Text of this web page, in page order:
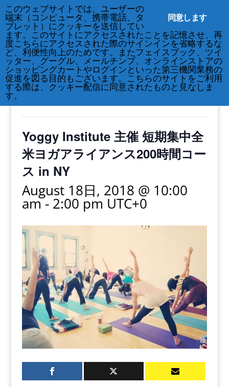
212-677-8621 info@crsny.org
« All Events
This event has passed.
Yoggy Institute 主催 短期集中全
米ヨガアライアンス200時間コー
ス in NY
August 18日, 2018 @ 10:00
am- 2:00 pm UTC+0
同意します
このウェブサイトでは、ユーザーの
端末（コンピュータ、携帯電話、タ
ブレット）にクッキーを送信してい
ます。このサイトにアクセスされたことを記憶させ、再
度こちらにアクセスされた際のサインインを省略するな
ど、利便性向上のためです。またフェイスブック、ツイ
ッター、グーグル、メールチンプ、オンラインストアの
ショッピングカートやログインといった第三機関業務の
促進を図る目的もございます。こちらのサイトをご利用
する際は、クッキー配信に同意されたものと見なしま
す。